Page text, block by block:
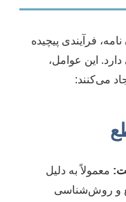
فرآیندی پیچیده
این عوامل،
می‌کنند:
معمولاً به دلیل
و روش‌شناسی